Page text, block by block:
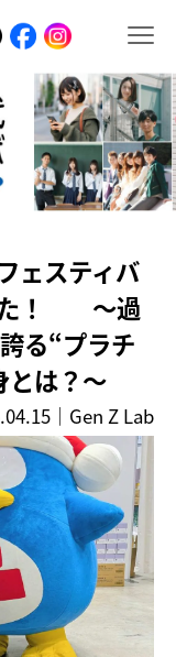
ェスティバ
た！ ～過
る“プラチ
とは？～
｜ Gen Z Lab